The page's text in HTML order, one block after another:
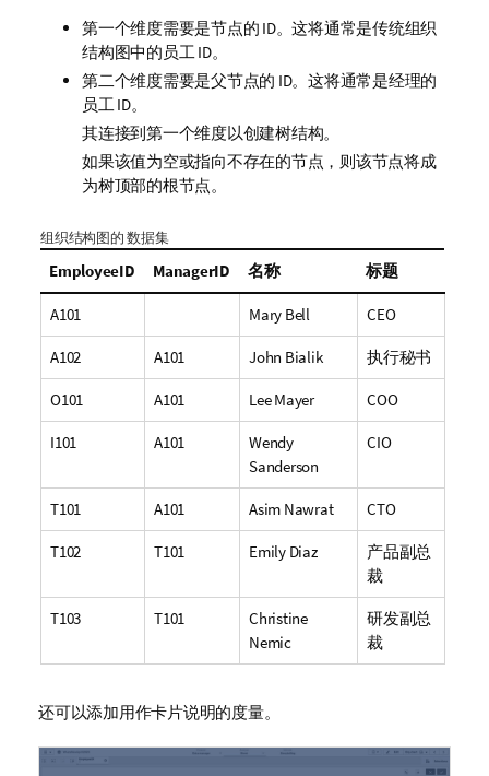
第一个维度需要是节点的 ID。这将通常是传统组织
结构图中的员工 ID。
第二个维度需要是父节点的 ID。这将通常是经理的
员工 ID。
其连接到第一个维度以创建树结构。
如果该值为空或指向不存在的节点，则该节点将成
为树顶部的根节点。
组织结构图的 数据集
EmployeeID ManagerID 名称 标题
A101 Mary Bell CEO
A102 A101 John Bialik 执行秘书
O101 A101 Lee Mayer COO
I101 A101
Wendy
Sanderson
CIO
T101 A101 Asim Nawrat CTO
T102 T101 Emily Diaz
产品副总
裁
T103 T101
Christine
Nemic
研发副总
裁
还可以添加用作卡片说明的度量。